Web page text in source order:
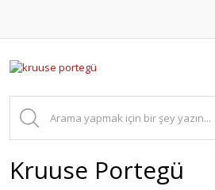
Kruuse Portegü